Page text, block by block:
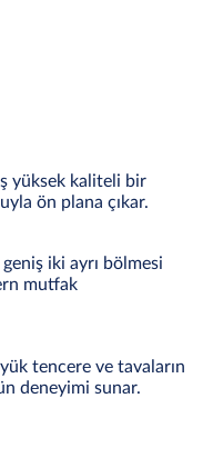
yüksek kaliteli bir
ön plana çıkar.
iki ayrı bölmesi
mutfak
tencere ve tavaların
deneyimi sunar.